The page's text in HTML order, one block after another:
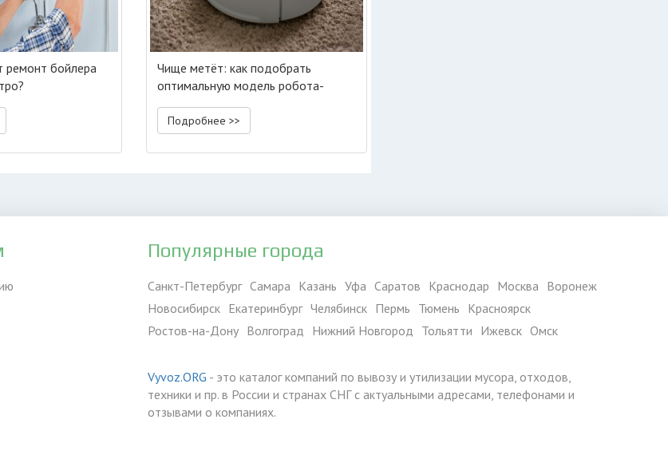
ремонт бойлера
Чище метёт: как подобрать
оптимальную модель робота-
пылесоса
Подробнее >>
Популярные города
Санкт-Петербург Самара Казань Уфа Саратов Краснодар Москва Воронеж
Новосибирск Екатеринбург Челябинск Пермь Тюмень Красноярск
Ростов-на-Дону Волгоград Нижний Новгород Тольятти Ижевск Омск
Vyvoz.ORG - это каталог компаний по вывозу и утилизации мусора, отходов,
техники и пр. в России и странах СНГ с актуальными адресами, телефонами и
отзывами о компаниях.